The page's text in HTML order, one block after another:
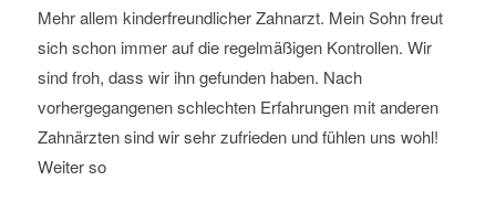
Mehrallem kinderfreundlicher Zahnarzt. Mein Sohn freut
sich schon immer auf die regelmäßigen Kontrollen. Wir
sind froh, dass wir ihn gefunden haben. Nach
vorhergegangenen schlechten Erfahrungen mit anderen
Zahnärzten sind wir sehr zufrieden und fühlen uns wohl!
Weiter so